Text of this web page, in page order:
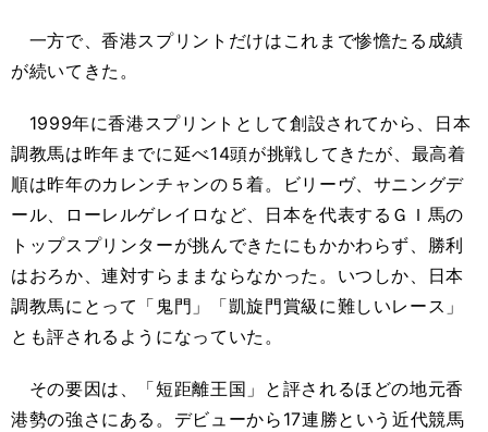
一方で、香港スプリントだけはこれまで惨憺たる成績
が続いてきた。
1999年に香港スプリントとして創設されてから、日本
調教馬は昨年までに延べ14頭が挑戦してきたが、最高着
順は昨年のカレンチャンの５着。ビリーヴ、サニングデ
ール、ローレルゲレイロなど、日本を代表するＧＩ馬の
トップスプリンターが挑んできたにもかかわらず、勝利
はおろか、連対すらままならなかった。いつしか、日本
調教馬にとって「鬼門」「凱旋門賞級に難しいレース」
とも評されるようになっていた。
その要因は、「短距離王国」と評されるほどの地元香
港勢の強さにある。デビューから17連勝という近代競馬